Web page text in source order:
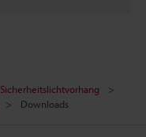
Sicherheitslichtvorhang
Downloads